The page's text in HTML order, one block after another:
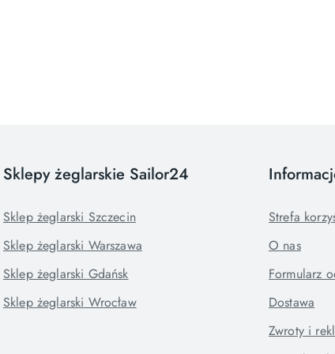
Sklepy żeglarskie Sailor24
Sklep żeglarski Szczecin
Sklep żeglarski Warszawa
Sklep żeglarski Gdańsk
Sklep żeglarski Wrocław
Strefa
O nas
Formularz
Dostawa
Zwroty i